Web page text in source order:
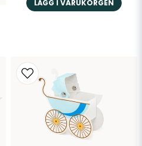
LÄGG I VARUKORGEN